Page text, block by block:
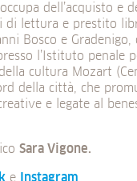
dell’acquisto e
di lettura e prestito
Bosco e
l’Istituto penale
cultura Mozart
della città, che
e legate al
Sara Vigone.
e Instagram